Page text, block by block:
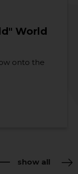
World
onto the
the World"
show all